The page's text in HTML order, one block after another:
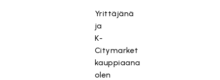
Yrittäjänä
ja
K-
Citymarket
kauppiaana
olen